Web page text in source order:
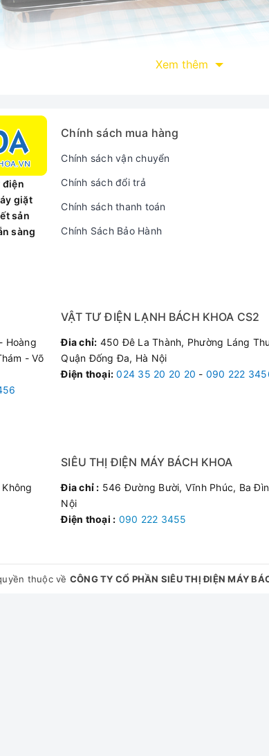
tối đa cho người sử dụng.
- Đenđược đúc bằng đồng thau cực dày, có
không tỏa ra khí độc gây hại.
Xem thêm
điện
giặt
sản
sàng
Chính sách mua hàng
Chính sách vận chuyển
Chính sách đổi trả
Chính sách thanh toán
Chính Sách Bảo Hành
Hoàng
- Võ
VẬT TƯ ĐIỆN LẠNH BÁCH KHOA CS2
Đia chỉ: 450 Đê La Thành, Phường Láng
Quận Đống Đa, Hà Nội
Điện thoại: 024 35 20 20 20 - 090 222
SIÊU THỊ ĐIỆN MÁY BÁCH KHOA
Đia chỉ : 546 Đường Bười, Vĩnh Phúc, Ba
Nội
Điện thoại : 090 222 3455
thuộc về CÔNG TY CỔ PHẦN SIÊU THỊ ĐIỆN MÁY